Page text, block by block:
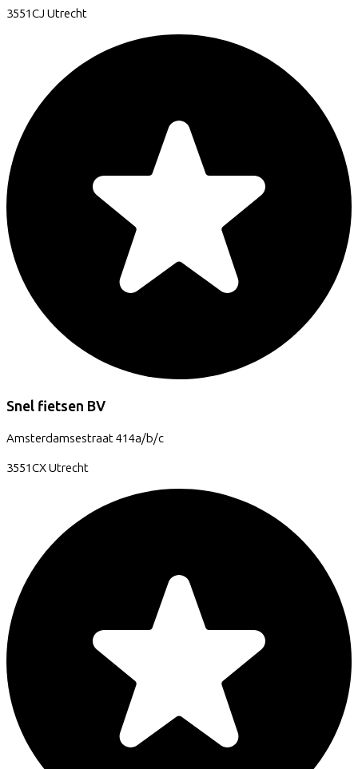
3551CJ Utrecht
Snel fietsen BV
Amsterdamsestraat414a/b/c
3551CXUtrecht